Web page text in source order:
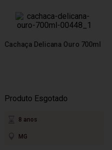
Cachaça Delicana Ouro 700ml
Produto Esgotado
8 anos
MG